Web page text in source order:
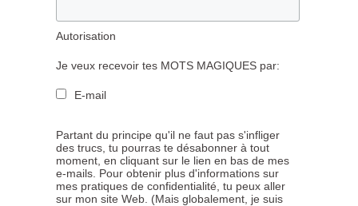
Autorisation
Je veux recevoir tes MOTS MAGIQUES par:
E-mail
Partant du principe qu'il ne faut pas s'infliger
des trucs, tu pourras te désabonner à tout
moment, en cliquant sur le lien en bas de mes
e-mails. Pour obtenir plus d'informations sur
mes pratiques de confidentialité, tu peux aller
sur mon site Web. (Mais globalement, je suis